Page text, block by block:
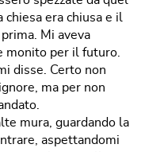
chiesa era chiusa e il
Mi aveva
monito per il futuro.
disse. Certo non
ma per non
mura, guardando la
aspettandomi